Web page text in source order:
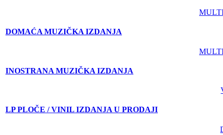
DOMAĆA MUZIČKA IZDANJA
INOSTRANA MUZIČKA IZDANJA
LP PLOČE / VINIL IZDANJA U PRODAJI